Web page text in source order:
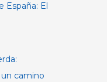
España: El
camino